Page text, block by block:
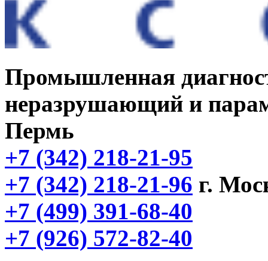
Промышленная
неразрушающий и
Пермь
+7 (342) 218-21-95
+7 (342) 218-21-96 г.
+7 (499) 391-68-40
+7 (926) 572-82-40